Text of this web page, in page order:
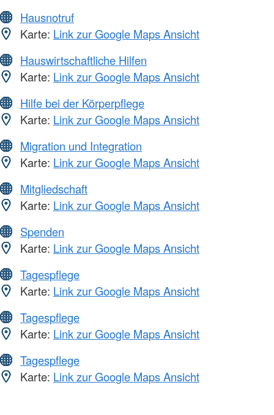
Hausnotruf
Karte: Link zur Google Maps Ansicht
Hauswirtschaftliche Hilfen
Karte: Link zur Google Maps Ansicht
Hilfe bei der Körperpflege
Karte: Link zur Google Maps Ansicht
Migration und Integration
Karte: Link zur Google Maps Ansicht
Mitgliedschaft
Karte: Link zur Google Maps Ansicht
Spenden
Karte: Link zur Google Maps Ansicht
Tagespflege
Karte: Link zur Google Maps Ansicht
Tagespflege
Karte: Link zur Google Maps Ansicht
Tagespflege
Karte: Link zur Google Maps Ansicht